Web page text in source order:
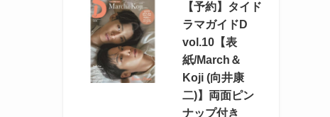
【予約】タイド
ラマガイドD
vol.10【表
紙/March＆
Koji (向井康
二)】両面ピン
ナップ付き